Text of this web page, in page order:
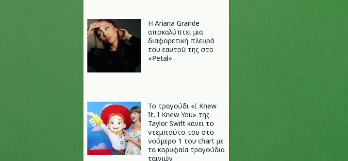
Η Ariana Grande
αποκαλύπτει μια
διαφορετική πλευρά
του εαυτού της στο
«Petal»
Το τραγούδι «I Knew
It, I Knew You» της
Taylor Swift κάνει το
ντεμπούτο του στο
νούμερο 1 του chart με
τα κορυφαία τραγούδια
ταινιών